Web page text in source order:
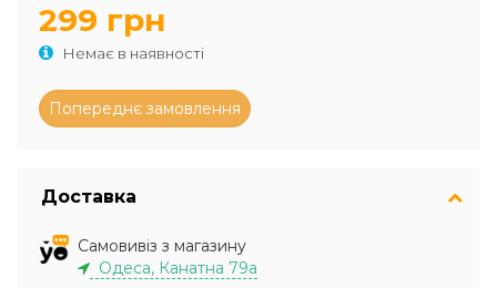
299 грн
Немає в наявності
Доставка
Самовивіз з магазину
Одеса, Канатна 79а